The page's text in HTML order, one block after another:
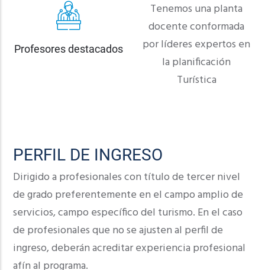
Profesores destacados
Tenemos una planta
docente conformada
por líderes expertos en
la planificación
Turística
PERFIL DE INGRESO
Dirigido a profesionales con título de tercer nivel
de grado preferentemente en el campo amplio de
servicios, campo específico del turismo. En el caso
de profesionales que no se ajusten al perfil de
ingreso, deberán acreditar experiencia profesional
afín al programa.